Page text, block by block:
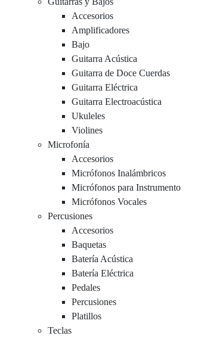
Accesorios
Amplificadores
Bajo
Guitarra Acústica
Guitarra de Doce Cuerdas
Guitarra Eléctrica
Guitarra Electroacústica
Ukuleles
Violines
Microfonía
Accesorios
Micrófonos Inalámbricos
Micrófonos para Instrumento
Micrófonos Vocales
Percusiones
Accesorios
Baquetas
Batería Acústica
Batería Eléctrica
Pedales
Percusiones
Platillos
Teclas